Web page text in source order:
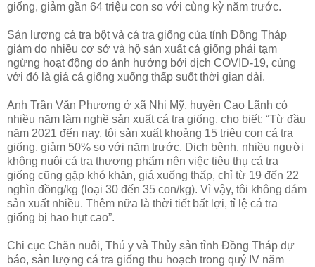
giống, giảm gần 64 triệu con so với cùng kỳ năm trước.
Sản lượng cá tra bột và cá tra giống của tỉnh Đồng Tháp
giảm do nhiều cơ sở và hộ sản xuất cá giống phải tạm
ngừng hoạt động do ảnh hưởng bởi dịch COVID-19, cùng
với đó là giá cá giống xuống thấp suốt thời gian dài.
Anh Trần Văn Phương ở xã Nhị Mỹ, huyện Cao Lãnh có
nhiều năm làm nghề sản xuất cá tra giống, cho biết: “Từ đầu
năm 2021 đến nay, tôi sản xuất khoảng 15 triệu con cá tra
giống, giảm 50% so với năm trước. Dịch bệnh, nhiều người
không nuôi cá tra thương phẩm nên việc tiêu thụ cá tra
giống cũng gặp khó khăn, giá xuống thấp, chỉ từ 19 đến 22
nghìn đồng/kg (loại 30 đến 35 con/kg). Vì vậy, tôi không dám
sản xuất nhiều. Thêm nữa là thời tiết bất lợi, tỉ lệ cá tra
giống bị hao hụt cao”.
Chi cục Chăn nuôi, Thú y và Thủy sản tỉnh Đồng Tháp dự
báo, sản lượng cá tra giống thu hoạch trong quý IV năm